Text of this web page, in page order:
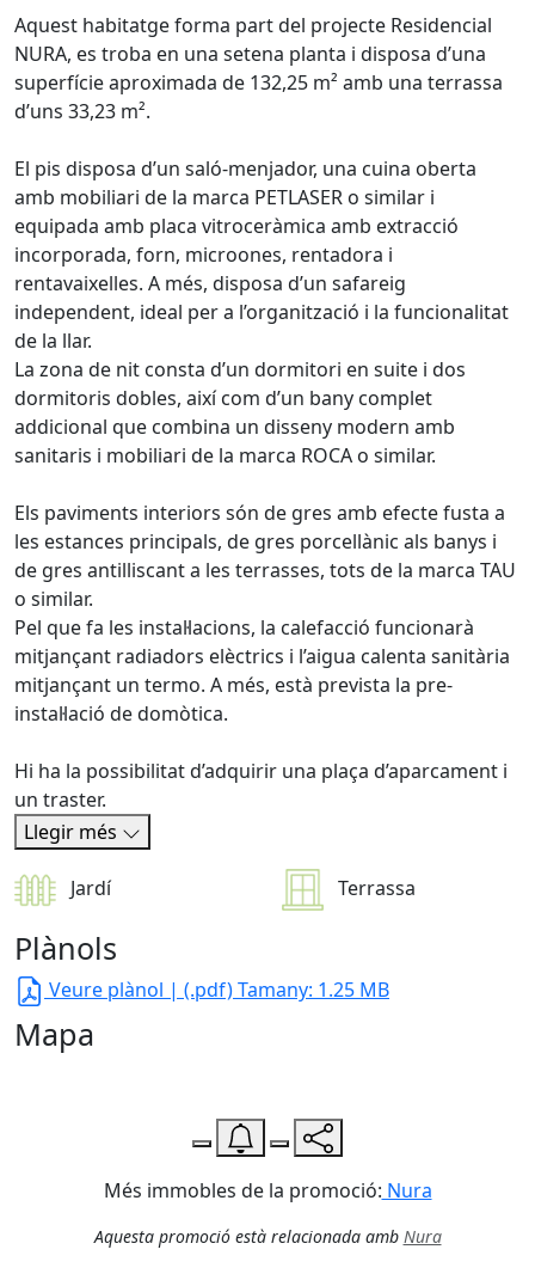
Aquest habitatge forma part del projecte Residencial
NURA, es troba en una setena planta i disposa d’una
superfície aproximada de 132,25 m² amb una terrassa
d’uns 33,23 m².
El pis disposa d’un saló-menjador, una cuina oberta
amb mobiliari de la marca PETLASER o similar i
equipada amb placa vitroceràmica amb extracció
incorporada, forn, microones, rentadora i
rentavaixelles. A més, disposa d’un safareig
independent, ideal per a l’organització i la funcionalitat
de la llar.
La zona de nit consta d’un dormitori en suite i dos
dormitoris dobles, així com d’un bany complet
addicional que combina un disseny modern amb
sanitaris i mobiliari de la marca ROCA o similar.
Els paviments interiors són de gres amb efecte fusta a
les estances principals, de gres porcellànic als banys i
de gres antilliscant a les terrasses, tots de la marca TAU
o similar.
Pel que fa les instal·lacions, la calefacció funcionarà
mitjançant radiadors elèctrics i l’aigua calenta sanitària
mitjançant un termo. A més, està prevista la pre-
instal·lació de domòtica.
Hi ha la possibilitat d’adquirir una plaça d’aparcament i
un traster.
Llegir més
Jardí Terrassa
Plànols
Veure plànol | (.pdf) Tamany: 1.25 MB
Mapa
Leaflet| Map data ©
Més immobles de la promoció: Nura
Aquesta promoció està relacionada amb Nura